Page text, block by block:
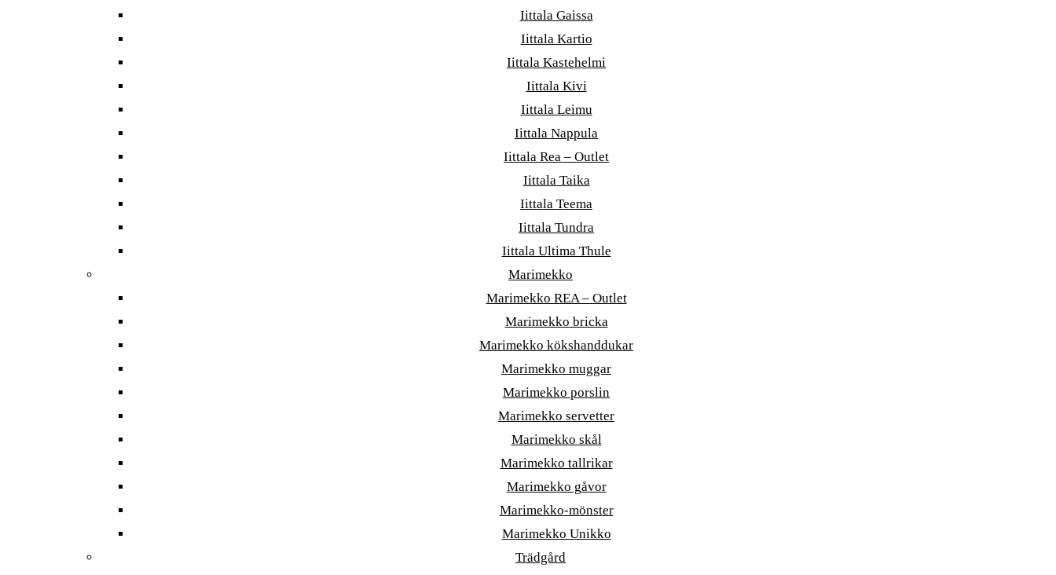
Iittala Gaissa
Iittala Kartio
Iittala Kastehelmi
Iittala Kivi
Iittala Leimu
Iittala Nappula
Iittala Rea – Outlet
Iittala Taika
Iittala Teema
Iittala Tundra
Iittala Ultima Thule
Marimekko
Marimekko REA – Outlet
Marimekko bricka
Marimekko kökshanddukar
Marimekko muggar
Marimekko porslin
Marimekko servetter
Marimekko skål
Marimekko tallrikar
Marimekko gåvor
Marimekko-mönster
Marimekko Unikko
Trädgård